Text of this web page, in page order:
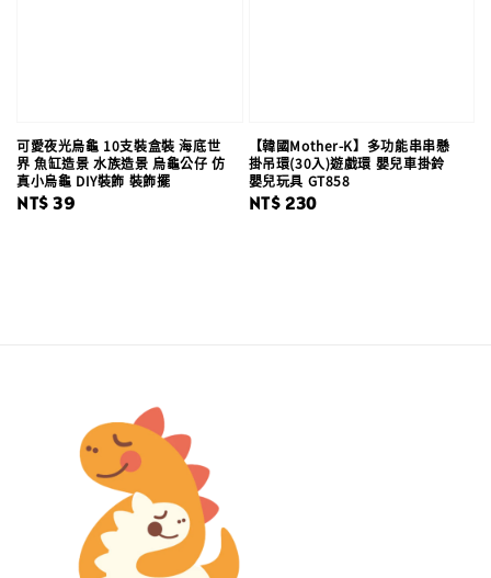
可愛夜光烏龜 10支裝盒裝 海底世
界 魚缸造景 水族造景 烏龜公仔 仿
真小烏龜 DIY裝飾 裝飾擺
Regular
NT$ 39
【韓國Mother-K】多功能串串懸
掛吊環(30入)遊戲環 嬰兒車掛鈴
嬰兒玩具 GT858
Regular
NT$ 230